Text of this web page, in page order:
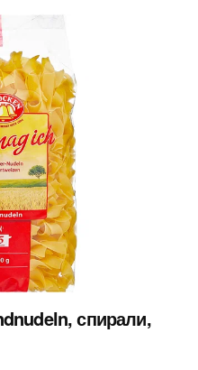
спирали,